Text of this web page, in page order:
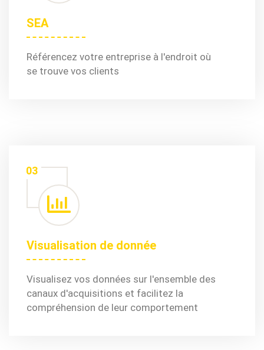
SEA
Référencez votre entreprise à l'endroit où
se trouve vos clients
03
Visualisation de donnée
Visualisez vos données sur l'ensemble des
canaux d'acquisitions et facilitez la
compréhension de leur comportement